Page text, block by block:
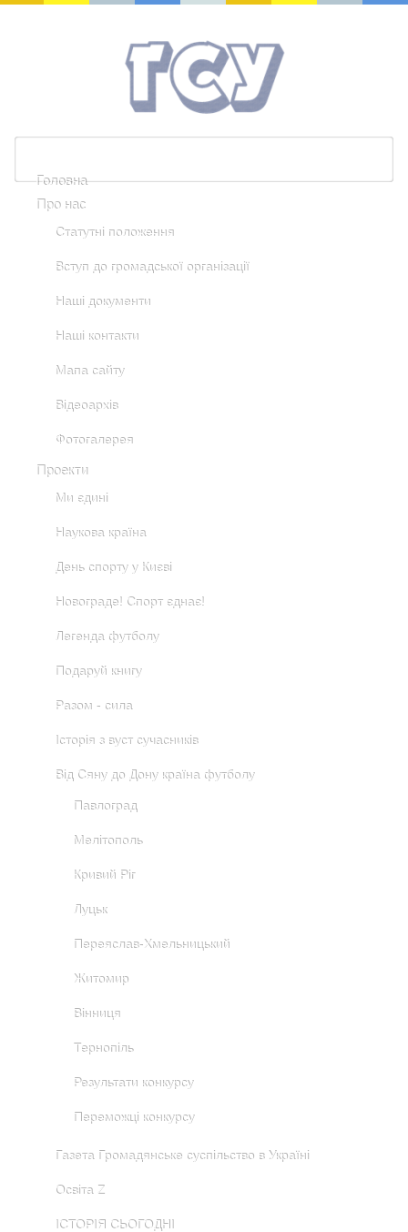
Головна
Про нас
Статутні положення
Вступ до громадської організації
Наші документи
Наші контакти
Мапа сайту
Відеоархів
Фотогалерея
Проекти
Ми єдині
Наукова країна
День спорту у Києві
Новограде! Спорт єднає!
Легенда футболу
Подаруй книгу
Разом - сила
Історія з вуст сучасників
Від Сяну до Дону країна футболу
Павлоград
Мелітополь
Кривий Ріг
Луцьк
Переяслав-Хмельницький
Житомир
Вінниця
Тернопіль
Результати конкурсу
Переможці конкурсу
Газета Громадянське суспільство в Україні
Освіта Z
ІСТОРІЯ СЬОГОДНІ